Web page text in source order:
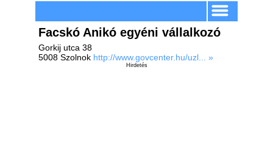
Facskó Anikó egyéni vállalkozó
Gorkij utca 38
5008 Szolnok http://www.govcenter.hu/uzl... »
Hirdetés